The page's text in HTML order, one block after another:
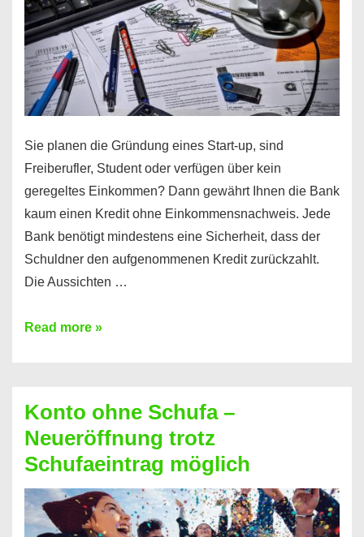
Sie planen die Gründung eines Start-up, sind
Freiberufler, Student oder verfügen über kein
geregeltes Einkommen? Dann gewährt Ihnen die Bank
kaum einen Kredit ohne Einkommensnachweis. Jede
Bank benötigt mindestens eine Sicherheit, dass der
Schuldner den aufgenommenen Kredit zurückzahlt.
Die Aussichten …
Mit
Sie
einen
Kredit
ohne
Einkommensnachweis
Read more »
Konto ohne Schufa –
Neueröffnung trotz
Schufaeintrag möglich